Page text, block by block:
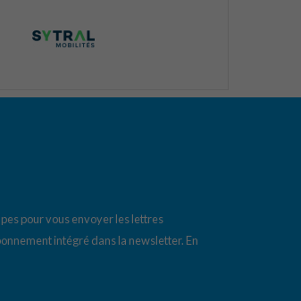
pour vous envoyer les lettres
intégré dans la newsletter. En